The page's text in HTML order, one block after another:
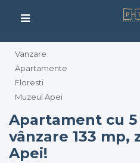
Vanzare
Apartamente
Floresti
Muzeul Apei
Apartament cu
vânzare 133 mp,
Apei!